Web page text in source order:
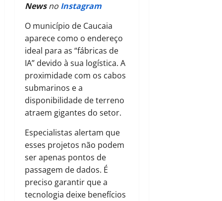
Newsno Instagram
O município de Caucaia
aparece como o endereço
ideal para as “fábricas de
IA” devido à sua logística. A
proximidade com os cabos
submarinos e a
disponibilidade de terreno
atraem gigantes do setor.
Especialistas alertam que
esses projetos não podem
ser apenas pontos de
passagem de dados. É
preciso garantir que a
tecnologia deixe benefícios